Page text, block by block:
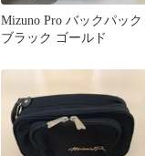
Mizuno Pro バックパック
ブラック ゴールド